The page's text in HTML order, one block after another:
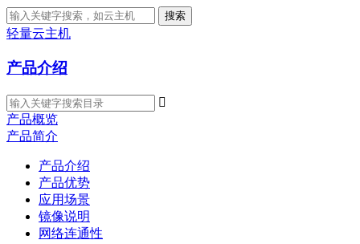
搜索
轻量云主机
产品介绍

产品概览
产品简介
产品介绍
产品优势
应用场景
镜像说明
网络连通性